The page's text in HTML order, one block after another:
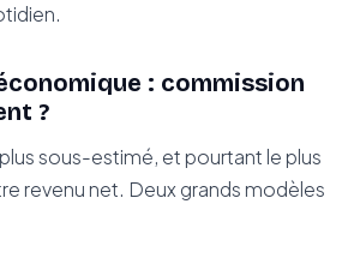
: commission
?
sous-estimé, et pourtant le plus
revenu net. Deux grands modèles